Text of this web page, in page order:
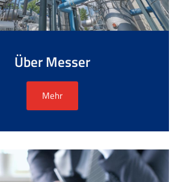
Über Messer
Mehr